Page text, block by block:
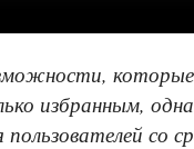
избранным,
пользователей